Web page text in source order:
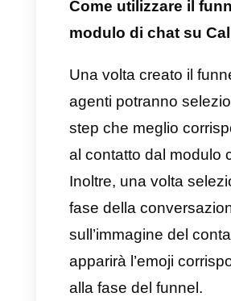
l’importante è
Callbell come
creazione del tuo
vendita su
ovviamente,
account
all’account
ricevere
sulla piattaforma.